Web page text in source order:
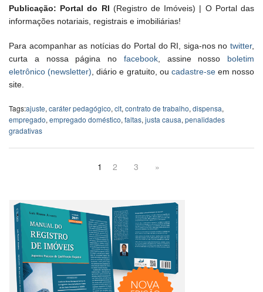
Publicação: Portal do RI (Registro de Imóveis) | O Portal das
informações notariais, registrais e imobiliárias!
Para acompanhar as notícias do Portal do RI, siga-nos no twitter,
curta a nossa página no facebook, assine nosso boletim
eletrônico (newsletter) , diário e gratuito, ou cadastre-seem nosso
site.
Tags:ajuste, caráter pedagógico, clt, contrato de trabalho, dispensa,
empregado, empregado doméstico, faltas, justa causa, penalidades
gradativas
1 2 3 »